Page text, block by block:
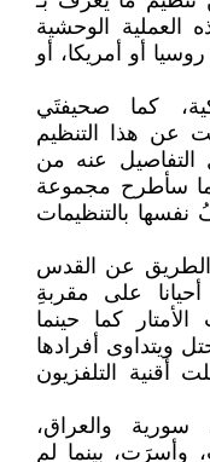
الوحشية
أو أمريكا، أو
كما صحيفتَي
عن هذا التنظيم
التفاصيل عنه من
سأطرح مجموعة
بالتنظيمات
الطريق عن القدس
على مقربةِ
كما حينما
ويتداوى أفرادها
أقنية التلفزيون
والعراق،
بينما لم